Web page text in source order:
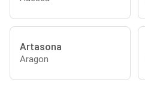
Artasona
Aragon